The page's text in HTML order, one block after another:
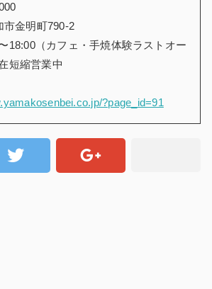
市金明町790-2
18:00（カフェ・手焼体験ラストオー
短縮営業中
?page_id=91